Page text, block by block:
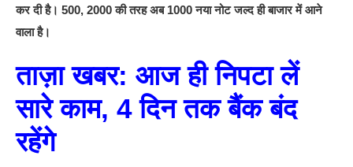
कर दी है। 500, 2000 की तरह अब 1000 नया नोट जल्द ही बाजार में आने
वाला है।
ताज़ा खबर: आज ही निपटा लें
सारे काम, 4 दिन तक बैंक बंद
रहेंगे